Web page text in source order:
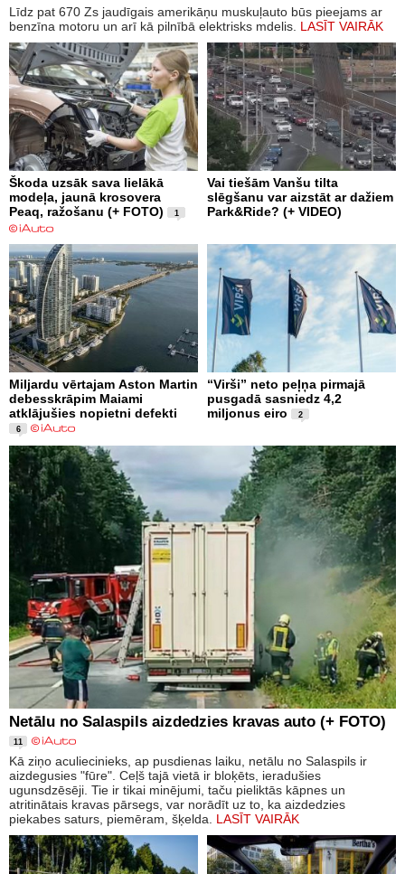
Līdz pat 670 Zs jaudīgais amerikāņu muskuļauto būs pieejams ar
benzīna motoru un arī kā pilnībā elektrisks mdelis. LASĪT VAIRĀK
Škoda uzsāk sava lielākā
modeļa, jaunā krosovera
Peaq, ražošanu (+ FOTO)
1
Vai tiešām Vanšu tilta
slēgšanu var aizstāt ar dažiem
Park&Ride? (+ VIDEO)
Miljardu vērtajam Aston Martin
debesskrāpim Maiami
atklājušies nopietni defekti
6
“Virši” neto peļņa pirmajā
pusgadā sasniedz 4,2
miljonus eiro
2
Netālu no Salaspils aizdedzies kravas auto (+ FOTO)
11
Kā ziņo aculiecinieks, ap pusdienas laiku, netālu no Salaspils ir
aizdegusies "fūre". Ceļš tajā vietā ir bloķēts, ieradušies
ugunsdzēsēji. Tie ir tikai minējumi, taču pieliktās kāpnes un
atritinātais kravas pārsegs, var norādīt uz to, ka aizdedzies
piekabes saturs, piemēram, šķelda. LASĪT VAIRĀK